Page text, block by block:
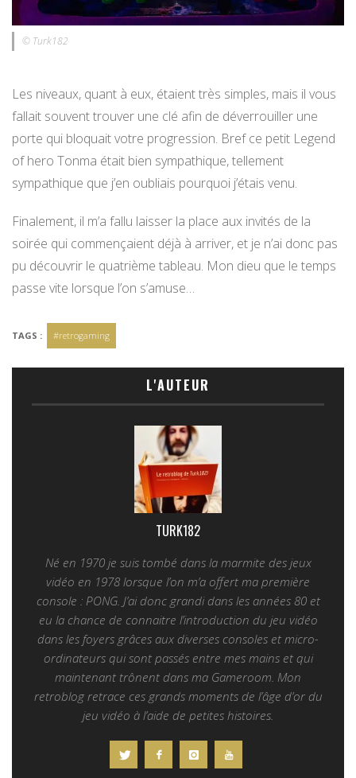
© Turk182
Les niveaux, quant à eux, étaient très simples, mais il vous
fallait souvent trouver une clé afin de déverrouiller une
porte qui bloquait votre progression. Bref ce petit Legend
of hero Tonma était bien sympathique, tellement
sympathique que j’en oubliais pourquoi j’étais venu.
Finalement, il m’a fallu laisser la place aux invités de la
soirée qui commençaient déjà à arriver, et je n’ai donc pas
pu découvrir le quatrième tableau. Mon dieu que le temps
passe vite lorsque l’on s’amuse…
TAGS : #retrogaming
L'AUTEUR
TURK182
Né en 1970 je suis tombé dans la marmite des jeux
vidéo en 1978 lorsque l’on m’a offert ma première
console : PONG. J’ai donc grandi dans les années 80 et
eu la chance de connaitre l’introduction du jeu vidéo
dans les foyers grâces aux diverses consoles et micro-
ordinateurs qui sont passés entre mes mains et qui
maintenant trônent dans ma Gameroom. Mon
retroblog retrace ces grands moments de l’âge d’or du
jeu vidéo à l’aide de petites histoires.